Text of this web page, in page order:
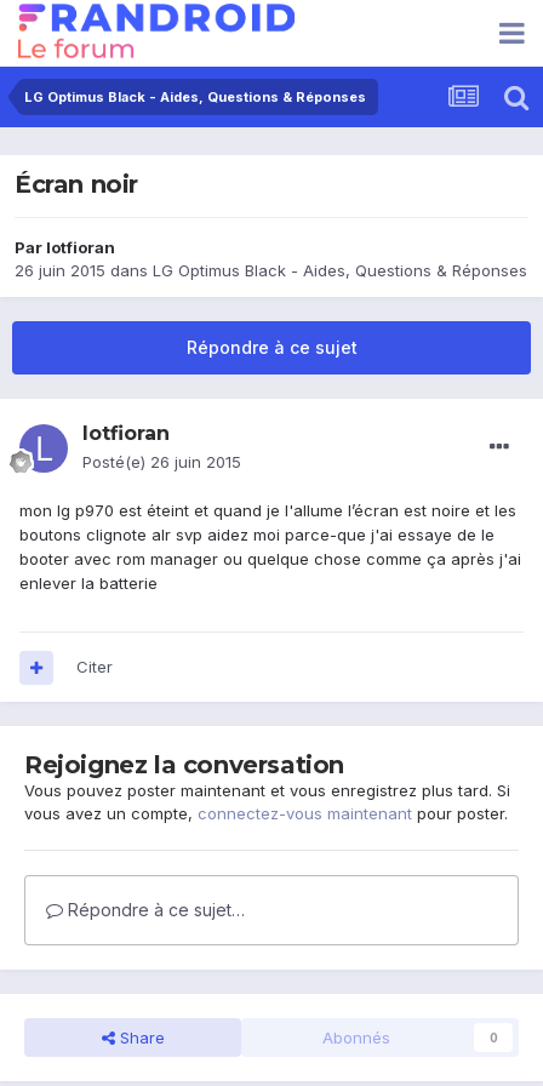
LG Optimus Black - Aides, Questions & Réponses
Écran noir
Par lotfioran
26 juin 2015 dans LG Optimus Black - Aides, Questions & Réponses
Répondre à ce sujet
lotfioran
Posté(e) 26 juin 2015
mon lg p970 est éteint et quand je l'allume l’écran est noire et les
boutons clignote alr svp aidez moi parce-que j'ai essaye de le
booter avec rom manager ou quelque chose comme ça après j'ai
enlever la batterie
Citer
Rejoignez la conversation
Vous pouvez poster maintenant et vous enregistrez plus tard. Si
vous avez un compte, connectez-vous maintenant pour poster.
Répondre à ce sujet…
Share Abonnés 0